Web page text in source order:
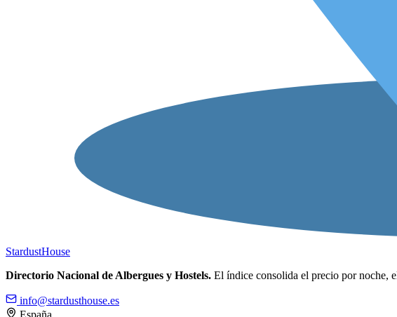
StardustHouse
Directorio Nacional de Albergues y Hostels. El índice consolida el precio por noche,
info@stardusthouse.es